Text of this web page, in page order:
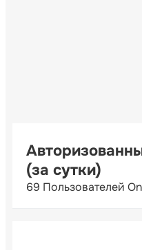
(за сутки)
69 Пользователей